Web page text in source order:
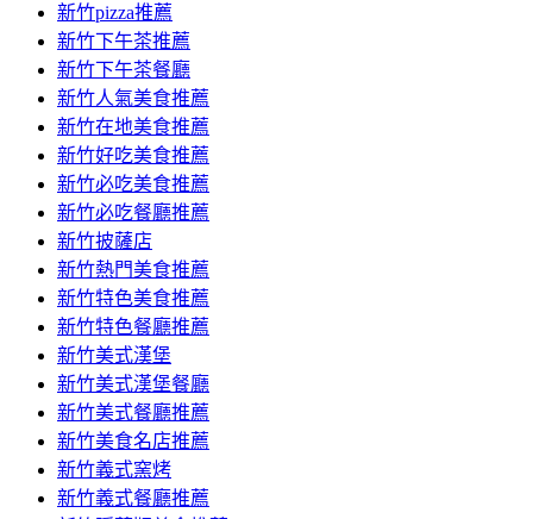
新竹pizza推薦
新竹下午茶推薦
新竹下午茶餐廳
新竹人氣美食推薦
新竹在地美食推薦
新竹好吃美食推薦
新竹必吃美食推薦
新竹必吃餐廳推薦
新竹披薩店
新竹熱門美食推薦
新竹特色美食推薦
新竹特色餐廳推薦
新竹美式漢堡
新竹美式漢堡餐廳
新竹美式餐廳推薦
新竹美食名店推薦
新竹義式窯烤
新竹義式餐廳推薦